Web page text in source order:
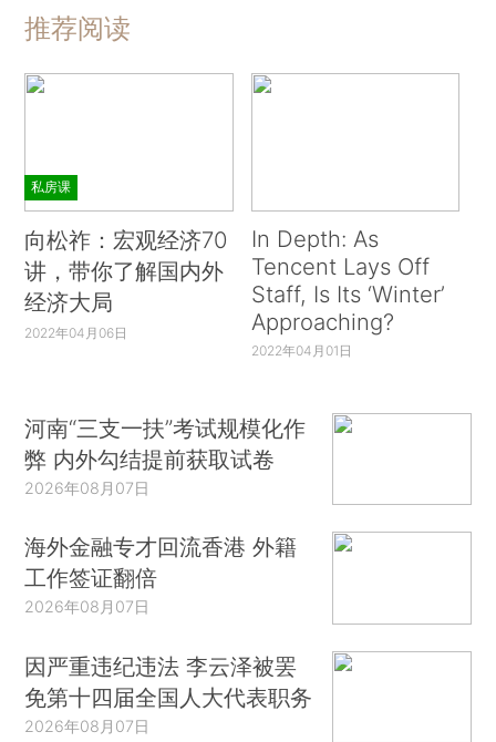
推荐阅读
私房课
向松祚：宏观经济70
讲，带你了解国内外
经济大局
2022年04月06日
In Depth: As
Tencent Lays Off
Staff, Is Its ‘Winter’
Approaching?
2022年04月01日
河南“三支一扶”考试规模化作
弊 内外勾结提前获取试卷
2026年08月07日
海外金融专才回流香港 外籍
工作签证翻倍
2026年08月07日
因严重违纪违法 李云泽被罢
免第十四届全国人大代表职务
2026年08月07日